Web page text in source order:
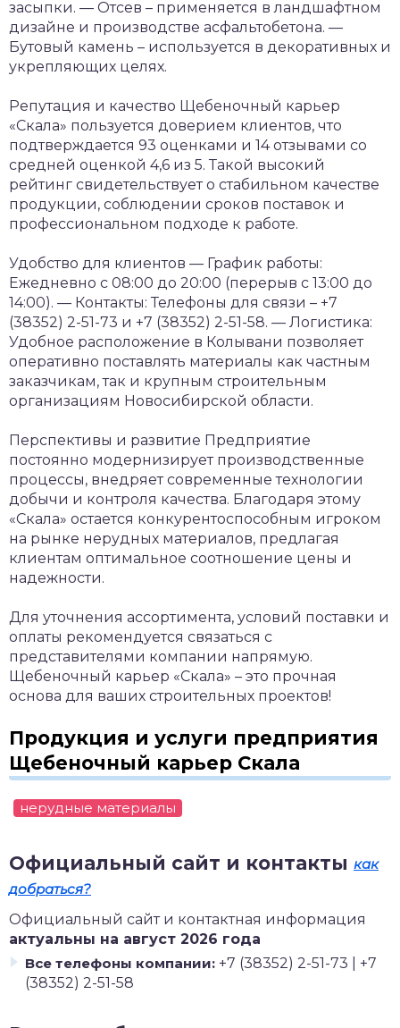
засыпки. — Отсев – применяется в ландшафтном
дизайне и производстве асфальтобетона. —
Бутовый камень – используется в декоративных и
укрепляющих целях.
Репутация и качество Щебеночный карьер
«Скала» пользуется доверием клиентов, что
подтверждается 93 оценками и 14 отзывами со
средней оценкой 4,6 из 5. Такой высокий
рейтинг свидетельствует о стабильном качестве
продукции, соблюдении сроков поставок и
профессиональном подходе к работе.
Удобство для клиентов — График работы:
Ежедневно с 08:00 до 20:00 (перерыв с 13:00 до
14:00). — Контакты: Телефоны для связи – +7
(38352) 2-51-73 и +7 (38352) 2-51-58. — Логистика:
Удобное расположение в Колывани позволяет
оперативно поставлять материалы как частным
заказчикам, так и крупным строительным
организациям Новосибирской области.
Перспективы и развитие Предприятие
постоянно модернизирует производственные
процессы, внедряет современные технологии
добычи и контроля качества. Благодаря этому
«Скала» остается конкурентоспособным игроком
на рынке нерудных материалов, предлагая
клиентам оптимальное соотношение цены и
надежности.
Для уточнения ассортимента, условий поставки и
оплаты рекомендуется связаться с
представителями компании напрямую.
Щебеночный карьер «Скала» – это прочная
основа для ваших строительных проектов!
Продукция и услуги предприятия
Щебеночный карьер Скала
нерудные материалы
Официальный сайт и контакты как
добраться?
Официальный сайт и контактная информация
актуальны на август 2026 года
Все телефоны компании: +7 (38352) 2-51-73 | +7
(38352) 2-51-58